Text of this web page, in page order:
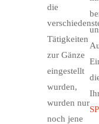
die
Tätigkeiten
zur Gänze
eingestellt
wurden,
wurden nur
noch jene